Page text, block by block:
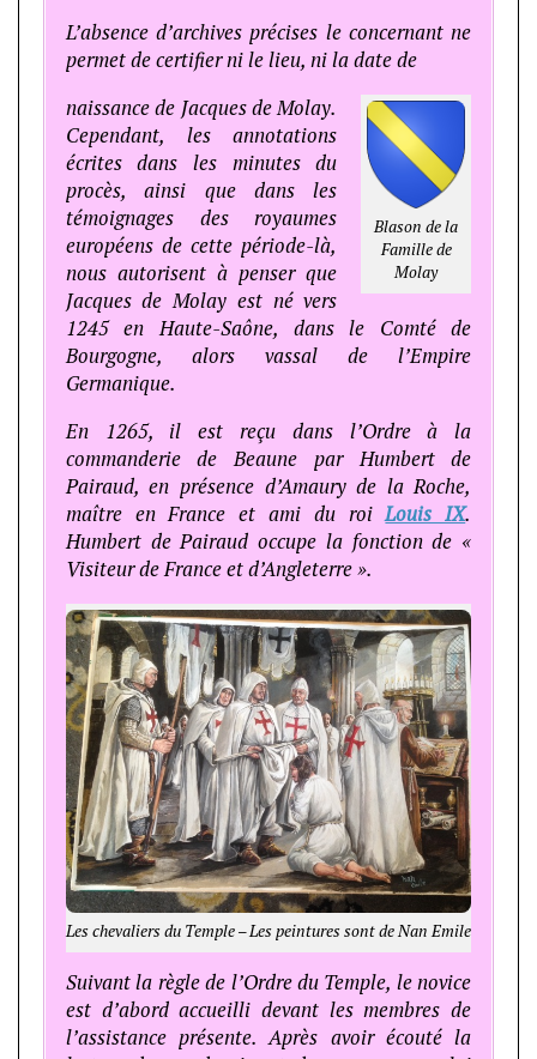
L’absence d’archives précises le concernant ne
permet de certifier ni le lieu, ni la date de
Blason de la
Famille de
Molay
naissance de Jacques de Molay.
Cependant, les annotations
écrites dans les minutes du
procès, ainsi que dans les
témoignages des royaumes
européens de cette période-là,
nous autorisent à penser que
Jacques de Molay est né vers
1245 en Haute-Saône, dans le Comté de
Bourgogne, alors vassal de l’Empire
Germanique.
En 1265, il est reçu dans l’Ordre à la
commanderie de Beaune par Humbert de
Pairaud, en présence d’Amaury de la Roche,
maître en France et ami du roiLouis IX.
Humbert de Pairaud occupe la fonction de «
Visiteur de France et d’Angleterre ».
Les chevaliers du Temple – Les peintures sont de Nan Emile
Suivant la règle de l’Ordre du Temple, le novice
est d’abord accueilli devant les membres de
l’assistance présente. Après avoir écouté la